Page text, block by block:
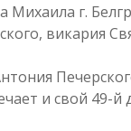
г.
викария
и свой 49-й